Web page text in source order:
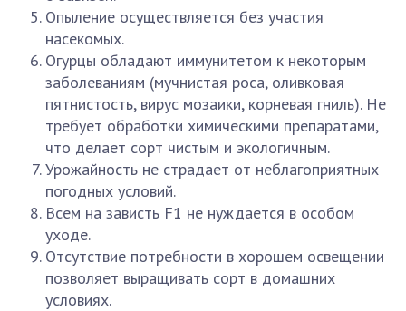
Опыление осуществляется без участия
насекомых.
Огурцы обладают иммунитетом к некоторым
заболеваниям (мучнистая роса, оливковая
пятнистость, вирус мозаики, корневая гниль). Не
требует обработки химическими препаратами,
что делает сорт чистым и экологичным.
Урожайность не страдает от неблагоприятных
погодных условий.
Всем на зависть F1 не нуждается в особом
уходе.
Отсутствие потребности в хорошем освещении
позволяет выращивать сорт в домашних
условиях.